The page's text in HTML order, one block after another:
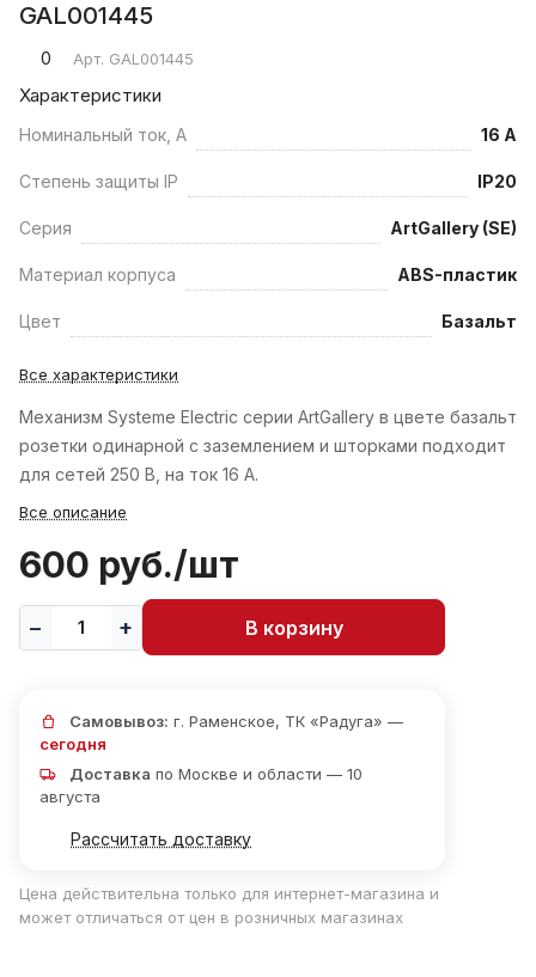
GAL001445
0 Арт. GAL001445
Характеристики
Номинальный ток, А 16 А
Степень защиты IP IP20
Серия ArtGallery (SE)
Материал корпуса ABS-пластик
Цвет Базальт
Все характеристики
Механизм Systeme Electric серии ArtGallery в цвете базальт
розетки одинарной с заземлением и шторками подходит
для сетей 250 В, на ток 16 А.
Все описание
600 руб./шт
В корзину
Самовывоз: г. Раменское, ТК «Радуга» —
сегодня
Доставка по Москве и области — 10
августа
Рассчитать доставку
Цена действительна только для интернет-магазина и
может отличаться от цен в розничных магазинах